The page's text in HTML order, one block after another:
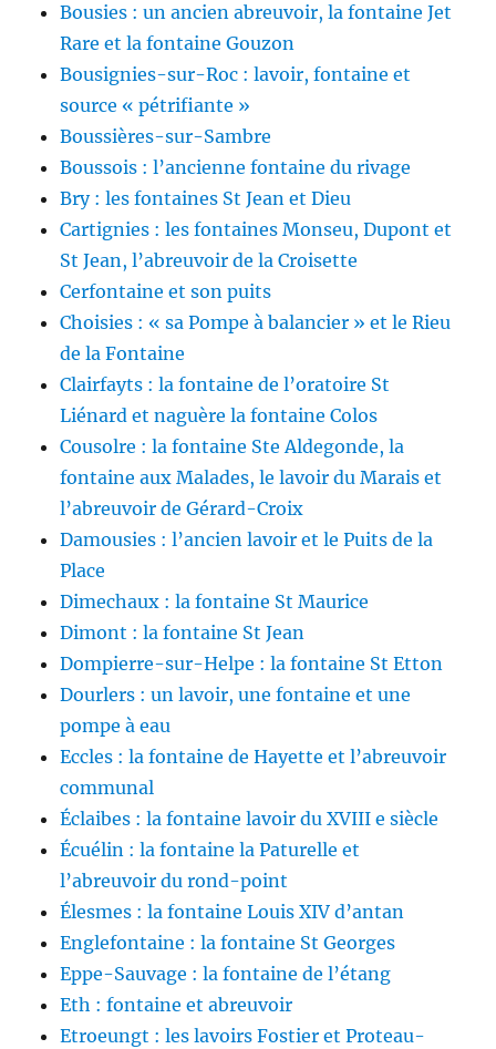
Bousies : un ancien abreuvoir, la fontaine Jet
Rare et la fontaine Gouzon
Bousignies-sur-Roc : lavoir, fontaine et
source « pétrifiante »
Boussières-sur-Sambre
Boussois : l’ancienne fontaine du rivage
Bry : les fontaines St Jean et Dieu
Cartignies : les fontaines Monseu, Dupont et
St Jean, l’abreuvoir de la Croisette
Cerfontaine et son puits
Choisies : « sa Pompe à balancier » et le Rieu
de la Fontaine
Clairfayts : la fontaine de l’oratoire St
Liénard et naguère la fontaine Colos
Cousolre : la fontaine Ste Aldegonde, la
fontaine aux Malades, le lavoir du Marais et
l’abreuvoir de Gérard-Croix
Damousies : l’ancien lavoir et le Puits de la
Place
Dimechaux : la fontaine St Maurice
Dimont : la fontaine St Jean
Dompierre-sur-Helpe : la fontaine St Etton
Dourlers : un lavoir, une fontaine et une
pompe à eau
Eccles : la fontaine de Hayette et l’abreuvoir
communal
Éclaibes : la fontaine lavoir du XVIII e siècle
Écuélin : la fontaine la Paturelle et
l’abreuvoir du rond-point
Élesmes : la fontaine Louis XIV d’antan
Englefontaine : la fontaine St Georges
Eppe-Sauvage : la fontaine de l’étang
Eth : fontaine et abreuvoir
Etroeungt : les lavoirs Fostier et Proteau-